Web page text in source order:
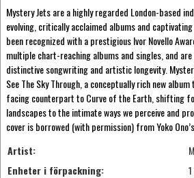
Mystery Jets are a highly regarded London-based
evolving, critically acclaimed albums and
been recognized with a prestigious Ivor Novello
multiple chart-reaching albums and singles, and
distinctive songwriting and artistic longevity.
See The Sky Through, a conceptually rich new
facing counterpart to Curve of the Earth, shifting
landscapes to the intimate ways we perceive and
cover is borrowed (with permission) from Yoko
Artist:
Enheter i förpackning: